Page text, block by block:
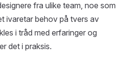
fra ulike team, noe som
ivaretar behov på tvers av
i tråd med erfaringer og
det i praksis.